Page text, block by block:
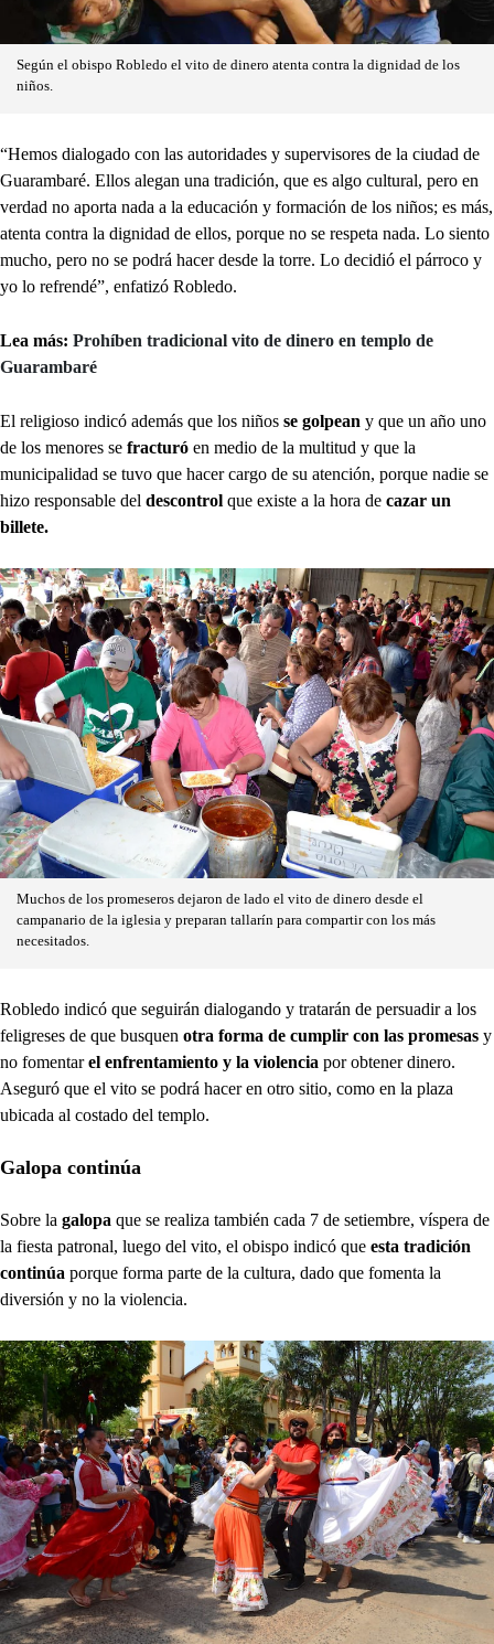
Según el obispo Robledo el vito de dinero atenta contra la dignidad de los
niños.
“Hemos dialogado con las autoridades y supervisores de la ciudad de
Guarambaré. Ellos alegan una tradición, que es algo cultural, pero en
verdad no aporta nada a la educación y formación de los niños; es más,
atenta contra la dignidad de ellos, porque no se respeta nada. Lo siento
mucho, pero no se podrá hacer desde la torre. Lo decidió el párroco y
yo lo refrendé”, enfatizó Robledo.
Lea más: Prohíben tradicional vito de dinero en templo de
Guarambaré
El religioso indicó además que los niños se golpean y que un año uno
de los menores se fracturó en medio de la multitud y que la
municipalidad se tuvo que hacer cargo de su atención, porque nadie se
hizo responsable del descontrol que existe a la hora de cazar un
billete.
Muchos de los promeseros dejaron de lado el vito de dinero desde el
campanario de la iglesia y preparan tallarín para compartir con los más
necesitados.
Robledo indicó que seguirán dialogando y tratarán de persuadir a los
feligreses de que busquen otra forma de cumplir con las promesas y
no fomentarel enfrentamiento y la violencia por obtener dinero.
Aseguró que el vito se podrá hacer en otro sitio, como en la plaza
ubicada al costado del templo.
Galopa continúa
Sobre la galopa que se realiza también cada 7 de setiembre, víspera de
la fiesta patronal, luego del vito, el obispo indicó que esta tradición
continúa porque forma parte de la cultura, dado que fomenta la
diversión y no la violencia.